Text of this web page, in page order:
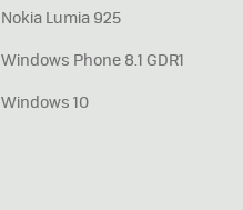
Nokia Lumia 925
Windows Phone 8.1 GDR1
Windows 10